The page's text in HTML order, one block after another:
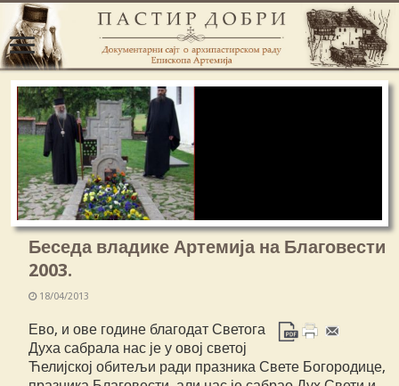
Беседа владике Артемија на Благовести
2003.
18/04/2013
Ево, и ове године благодат Светога
Духа сабрала нас је у овој светој
Ћелијској обитељи ради празника Свете Богородице,